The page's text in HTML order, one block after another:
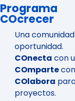
Programa
COcrecer
Una
oportunidad.
COnecta con
COmparte
COlabora
proyectos.